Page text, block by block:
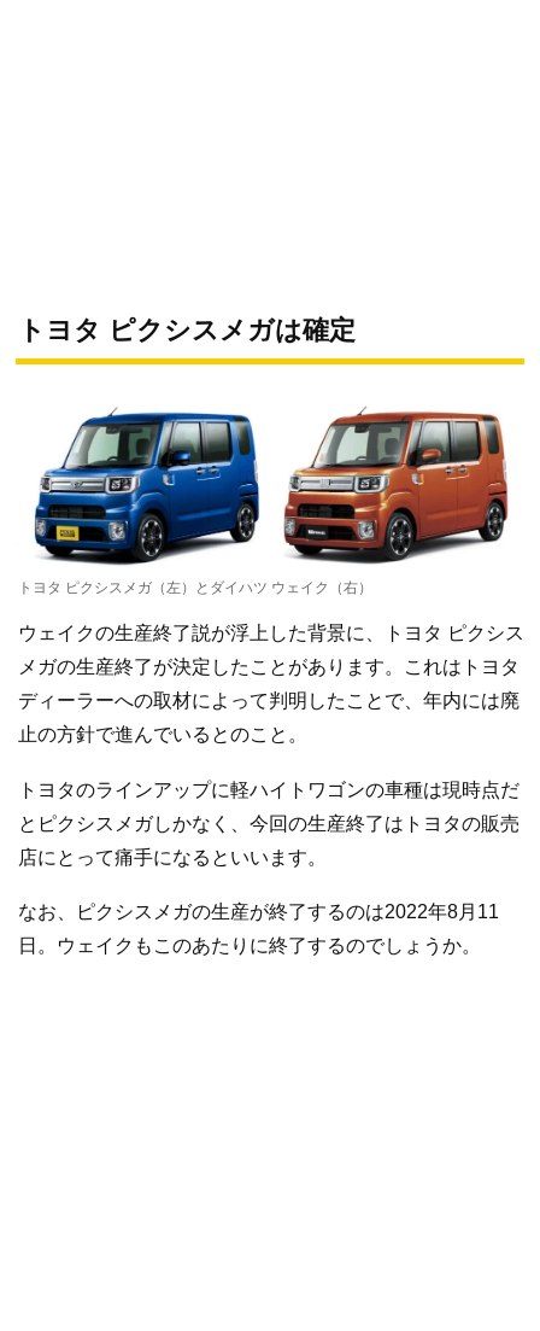
トヨタ ピクシスメガは確定
トヨタ ピクシスメガ（左）とダイハツ ウェイク（右）
ウェイクの生産終了説が浮上した背景に、トヨタ ピクシス
メガの生産終了が決定したことがあります。これはトヨタ
ディーラーへの取材によって判明したことで、年内には廃
止の方針で進んでいるとのこと。
トヨタのラインアップに軽ハイトワゴンの車種は現時点だ
とピクシスメガしかなく、今回の生産終了はトヨタの販売
店にとって痛手になるといいます。
なお、ピクシスメガの生産が終了するのは2022年8月11
日。ウェイクもこのあたりに終了するのでしょうか。